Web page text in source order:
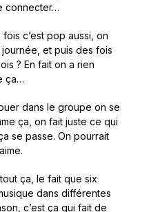
connecter…
c’est pop aussi, on
et puis des fois
? En fait on a rien
ça…
dans le groupe on se
ça, on fait juste ce qui
se passe. On pourrait
ça, le fait que six
dans différentes
c’est ça qui fait de